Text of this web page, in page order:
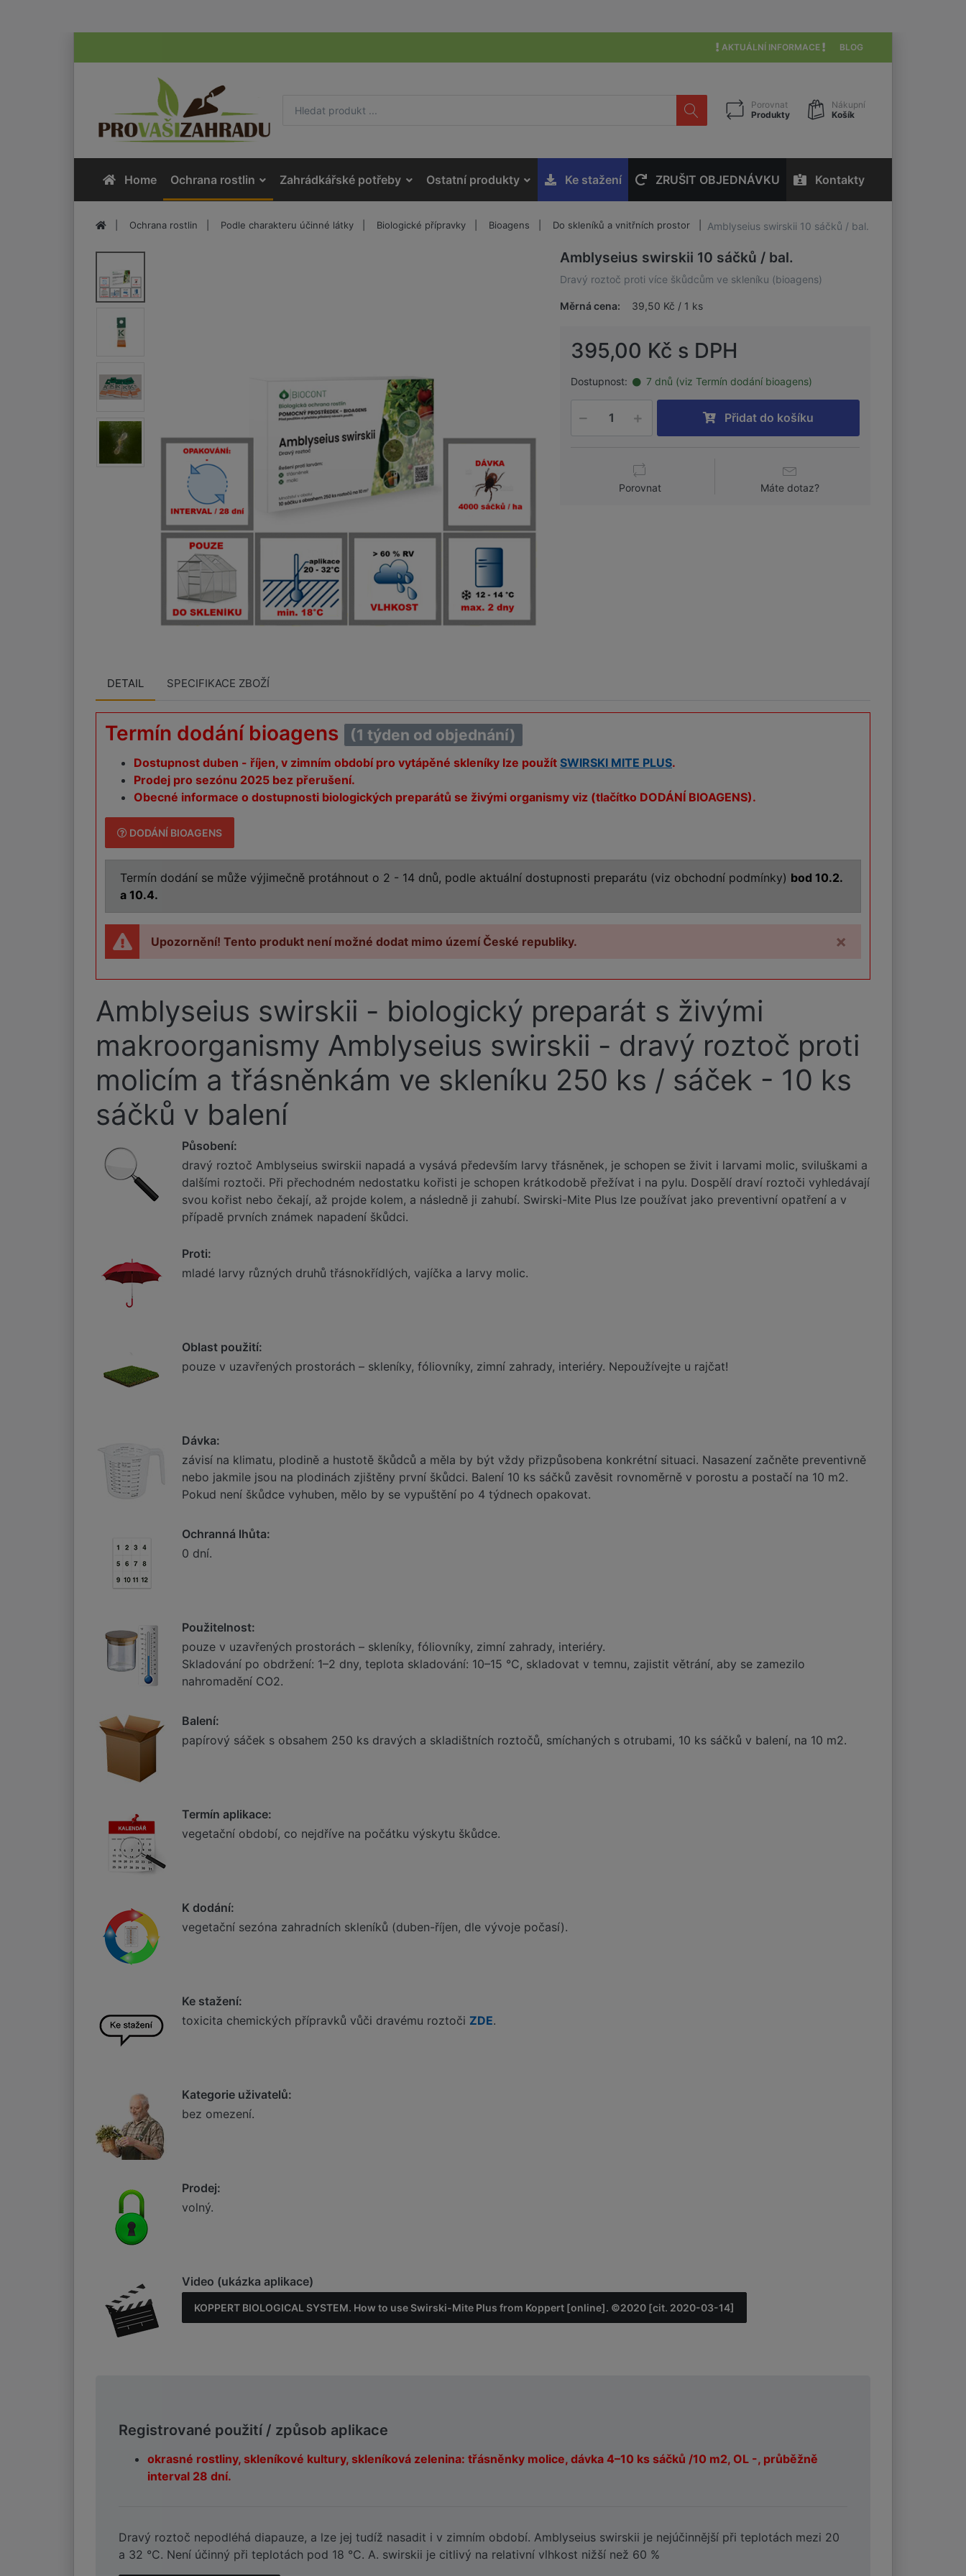
AKTUÁLNÍ INFORMACE BLOG
Porovnat
Produkty
Nákupní
Košík
Home Ochrana rostlin Zahrádkářské potřeby Ostatní produkty Ke stažení ZRUŠIT OBJEDNÁVKU Kontakty
Ochrana rostlin Podle charakteru účinné látky Biologické přípravky Bioagens Do skleníků a vnitřních prostor Amblyseius swirskii 10 sáčků / bal.
Amblyseius swirskii 10 sáčků / bal.
Dravý roztoč proti více škůdcům ve skleníku (bioagens)
Měrná cena: 39,50 Kč / 1 ks
395,00 Kč s DPH
Dostupnost: 7 dnů (viz Termín dodání bioagens)
Přidat do košíku
Porovnat Máte dotaz?
DETAIL SPECIFIKACE ZBOŽÍ
Termín dodání bioagens (1 týden od objednání)
Dostupnost duben - říjen, v zimním období pro vytápěné skleníky lze použít SWIRSKI MITE PLUS.
Prodej pro sezónu 2025 bez přerušení.
Obecné informace o dostupnosti biologických preparátů se živými organismy viz (tlačítko DODÁNÍ BIOAGENS).
DODÁNÍ BIOAGENS
Termín dodání se může výjimečně protáhnout o 2 - 14 dnů, podle aktuální dostupnosti preparátu (viz obchodní podmínky) bod 10.2.
a 10.4.
Upozornění! Tento produkt není možné dodat mimo území České republiky. ×
Amblyseius swirskii - biologický preparát s živými
makroorganismy Amblyseius swirskii - dravý roztoč proti
molicím a třásněnkám ve skleníku 250 ks / sáček - 10 ks
sáčků v balení
Působení:
dravý roztoč Amblyseius swirskii napadá a vysává především larvy třásněnek, je schopen se živit i larvami molic, sviluškami a
dalšími roztoči. Při přechodném nedostatku kořisti je schopen krátkodobě přežívat i na pylu. Dospělí draví roztoči vyhledávají
svou kořist nebo čekají, až projde kolem, a následně ji zahubí. Swirski-Mite Plus lze používat jako preventivní opatření a v
případě prvních známek napadení škůdci.
Proti:
mladé larvy různých druhů třásnokřídlých, vajíčka a larvy molic.
Oblast použití:
pouze v uzavřených prostorách – skleníky, fóliovníky, zimní zahrady, interiéry. Nepoužívejte u rajčat!
Dávka:
závisí na klimatu, plodině a hustotě škůdců a měla by být vždy přizpůsobena konkrétní situaci. Nasazení začněte preventivně
nebo jakmile jsou na plodinách zjištěny první škůdci. Balení 10 ks sáčků zavěsit rovnoměrně v porostu a postačí na 10 m2.
Pokud není škůdce vyhuben, mělo by se vypuštění po 4 týdnech opakovat.
Ochranná lhůta:
0 dní.
Použitelnost:
pouze v uzavřených prostorách – skleníky, fóliovníky, zimní zahrady, interiéry.
Skladování po obdržení: 1–2 dny, teplota skladování: 10–15 °C, skladovat v temnu, zajistit větrání, aby se zamezilo
nahromadění CO2.
Balení:
papírový sáček s obsahem 250 ks dravých a skladištních roztočů, smíchaných s otrubami, 10 ks sáčků v balení, na 10 m2.
Termín aplikace:
vegetační období, co nejdříve na počátku výskytu škůdce.
K dodání:
vegetační sezóna zahradních skleníků (duben-říjen, dle vývoje počasí).
Ke stažení:
toxicita chemických přípravků vůči dravému roztoči ZDE.
Kategorie uživatelů:
bez omezení.
Prodej:
volný.
Video (ukázka aplikace)
KOPPERT BIOLOGICAL SYSTEM. How to use Swirski-Mite Plus from Koppert [online]. ©2020 [cit. 2020-03-14]
Registrované použití / způsob aplikace
okrasné rostliny, skleníkové kultury, skleníková zelenina: třásněnky molice, dávka 4–10 ks sáčků /10 m2, OL -, průběžně
interval 28 dní.
Dravý roztoč nepodléhá diapauze, a lze jej tudíž nasadit i v zimním období. Amblyseius swirskii je nejúčinnější při teplotách mezi 20
a 32 °C. Není účinný při teplotách pod 18 °C. A. swirskii je citlivý na relativní vlhkost nižší než 60 %